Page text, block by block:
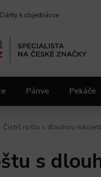
Dárky k objednávce
Pánve Pekáče
Čistič roštu s dlouhou
s